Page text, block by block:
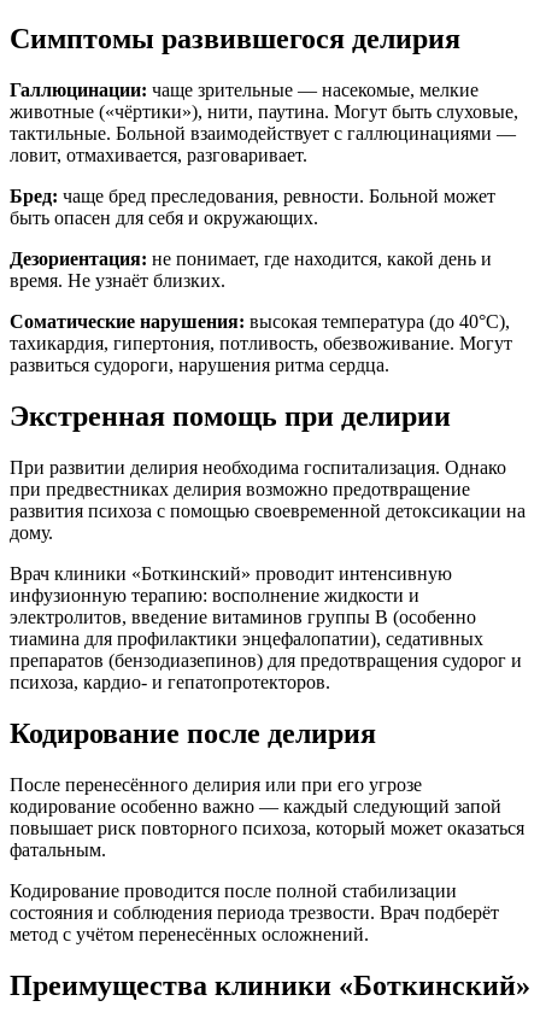
Симптомы развившегося делирия
Галлюцинации: чаще зрительные — насекомые, мелкие
животные («чёртики»), нити, паутина. Могут быть слуховые,
тактильные. Больной взаимодействует с галлюцинациями —
ловит, отмахивается, разговаривает.
Бред: чаще бред преследования, ревности. Больной может
быть опасен для себя и окружающих.
Дезориентация: не понимает, где находится, какой день и
время. Не узнаёт близких.
Соматические нарушения: высокая температура (до 40°C),
тахикардия, гипертония, потливость, обезвоживание. Могут
развиться судороги, нарушения ритма сердца.
Экстренная помощь при делирии
При развитии делирия необходима госпитализация. Однако
при предвестниках делирия возможно предотвращение
развития психоза с помощью своевременной детоксикации на
дому.
Врач клиники «Боткинский» проводит интенсивную
инфузионную терапию: восполнение жидкости и
электролитов, введение витаминов группы B (особенно
тиамина для профилактики энцефалопатии), седативных
препаратов (бензодиазепинов) для предотвращения судорог и
психоза, кардио- и гепатопротекторов.
Кодирование после делирия
После перенесённого делирия или при его угрозе
кодирование особенно важно — каждый следующий запой
повышает риск повторного психоза, который может оказаться
фатальным.
Кодирование проводится после полной стабилизации
состояния и соблюдения периода трезвости. Врач подберёт
метод с учётом перенесённых осложнений.
Преимущества клиники «Боткинский»